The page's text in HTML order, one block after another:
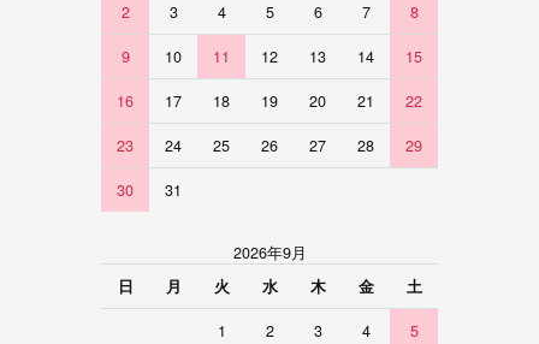
2 3 4 5 6 7 8
9 10 11 12 13 14 15
16 17 18 19 20 21 22
23 24 25 26 27 28 29
30 31
2026年9月
日
月 火 水 木 金 土
1 2 3 4 5